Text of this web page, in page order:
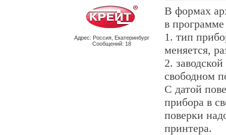
Адрес: Россия, Екатеринбург
Сообщений: 18
В формах
в
1. тип
меняется,
2.
свободном
С датой
прибора в
поверки
принтера.